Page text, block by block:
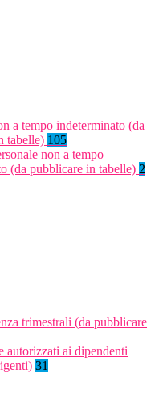
a tempo indeterminato (da
tabelle) 105
non a tempo
(da pubblicare in tabelle) 2
trimestrali (da pubblicare
autorizzati ai dipendenti
31